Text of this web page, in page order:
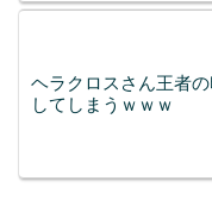
ヘラクロスさん王者
してしまうｗｗｗ